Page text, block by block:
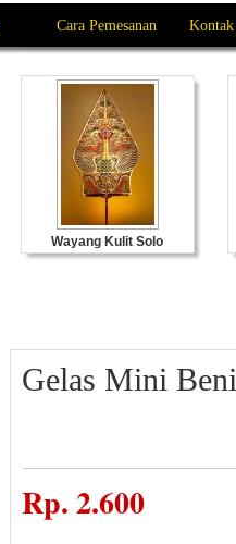
Cara Pemesanan
Wayang Kulit Solo
Gelas Mini
Rp.2.600